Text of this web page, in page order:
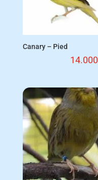
Canary – Pied
14.000